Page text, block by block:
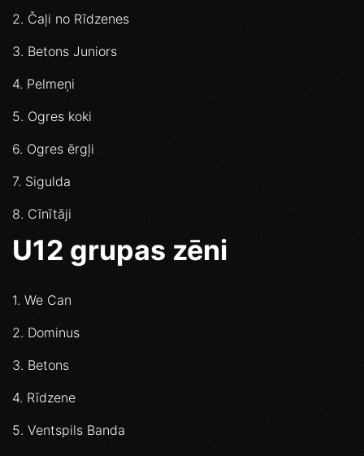
2. Čaļi no Rīdzenes
3. Betons Juniors
4. Pelmeņi
5. Ogres koki
6. Ogres ērgļi
7. Sigulda
8. Cīnītāji
U12 grupas zēni
1. We Can
2. Dominus
3. Betons
4. Rīdzene
5. Ventspils Banda